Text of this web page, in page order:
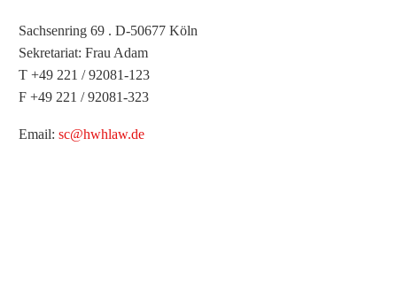
Sachsenring 69 . D-50677 Köln
Sekretariat: Frau Adam
T +49 221 / 92081-123
F +49 221 / 92081-323
Email: sc@hwhlaw.de